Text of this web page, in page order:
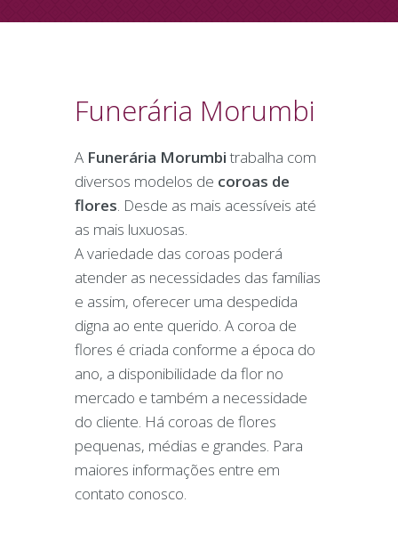
Funerária Morumbi
A Funerária Morumbitrabalha com
diversos modelos de coroas de
flores . Desde as mais acessíveis até
as mais luxuosas.
A variedade das coroas poderá
atender as necessidades das famílias
e assim, oferecer uma despedida
digna ao ente querido. A coroa de
flores é criada conforme a época do
ano, a disponibilidade da flor no
mercado e também a necessidade
do cliente. Há coroas de flores
pequenas, médias e grandes. Para
maiores informações entre em
contato conosco.